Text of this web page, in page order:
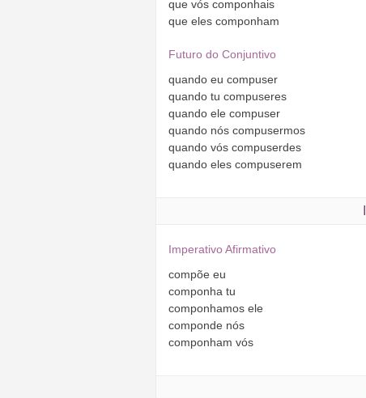
que vós componhais
que eles componham
Futuro do Conjuntivo
quando eu compuser
quando tu compuseres
quando ele compuser
quando nós compusermos
quando vós compuserdes
quando eles compuserem
Imperativo Afirmativo
compõe eu
componha tu
componhamos ele
componde nós
componham vós